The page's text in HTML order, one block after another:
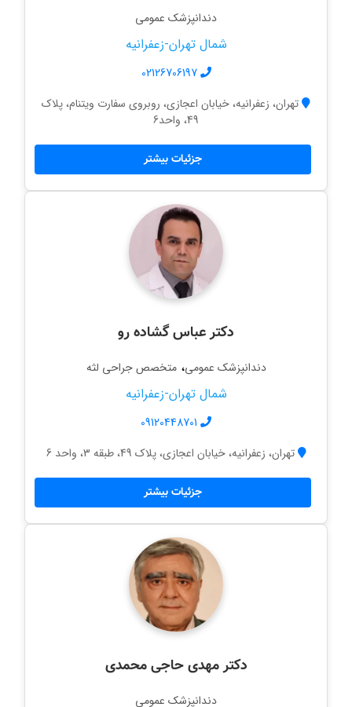
دندانپزشک عمومی
شمال تهران-زعفرانیه
02126706197
تهران، زعفرانیه، خیابان اعجازی، روبروی سفارت ویتنام، پلاک
49، واحد6
جزئیات بیشتر
دکتر عباس گشاده رو
دندانپزشک عمومی،متخصص جراحی لثه
شمال تهران-زعفرانیه
09120448701
تهران، زعفرانیه، خیابان اعجازی، پلاک 49، طبقه 3، واحد 6
جزئیات بیشتر
دکتر مهدی حاجی محمدی
دندانپزشک عمومی